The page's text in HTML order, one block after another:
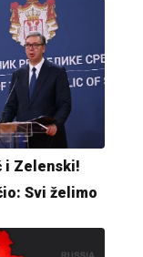
i Zelenski!
Svi želimo